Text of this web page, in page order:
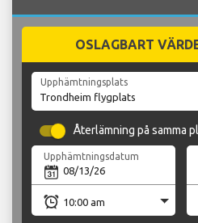
OSLAGBART
Upphämtningsplats
Återlämning på samma
Upphämtningsdatum